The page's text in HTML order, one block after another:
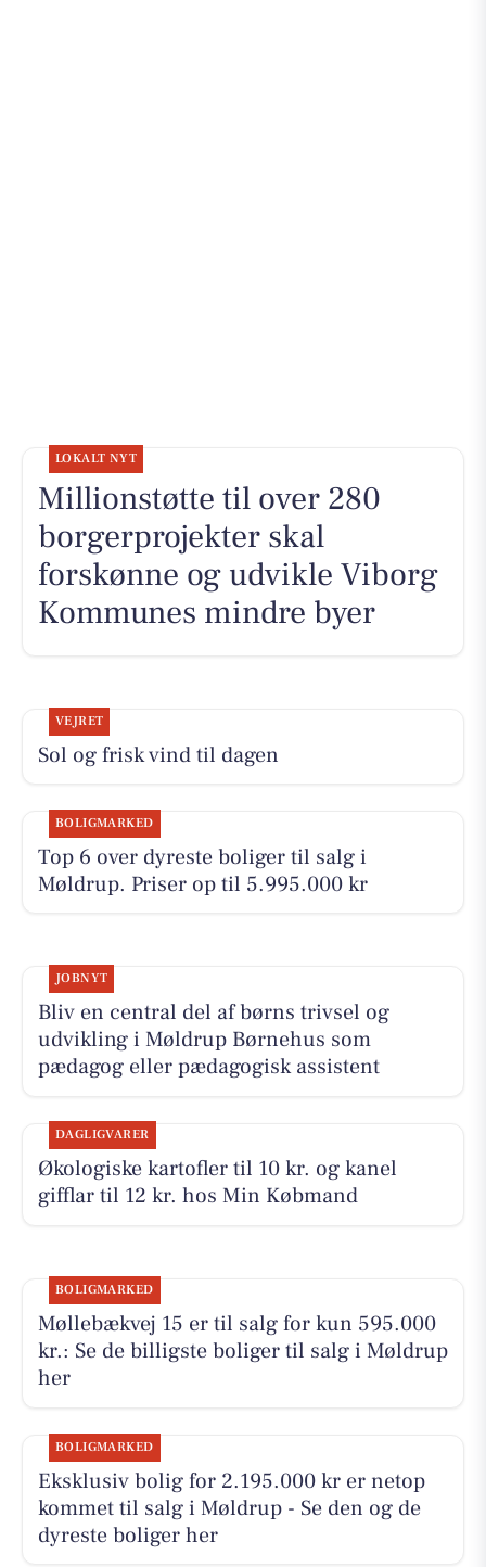
LOKALT NYT
Millionstøtte til over 280
borgerprojekter skal
forskønne og udvikle Viborg
Kommunes mindre byer
VEJRET
Sol og frisk vind til dagen
BOLIGMARKED
Top 6 over dyreste boliger til salg i
Møldrup. Priser op til 5.995.000 kr
JOBNYT
Bliv en central del af børns trivsel og
udvikling i Møldrup Børnehus som
pædagog eller pædagogisk assistent
DAGLIGVARER
Økologiske kartofler til 10 kr. og kanel
gifflar til 12 kr. hos Min Købmand
BOLIGMARKED
Møllebækvej 15 er til salg for kun 595.000
kr.: Se de billigste boliger til salg i Møldrup
her
BOLIGMARKED
Eksklusiv bolig for 2.195.000 kr er netop
kommet til salg i Møldrup - Se den og de
dyreste boliger her